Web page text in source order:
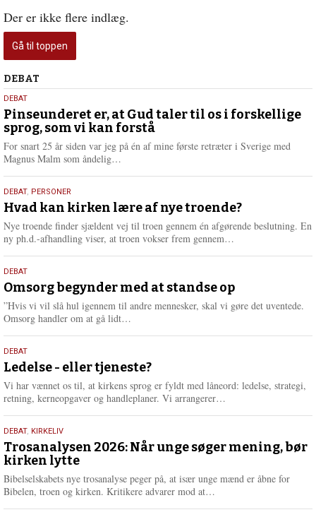
Der er ikke flere indlæg.
Gå til toppen
Debat
DEBAT
5.
august
2026
DEBAT
Pinseunderet er, at Gud taler til os i forskellige
sprog, som vi kan forstå
For snart 25 år siden var jeg på én af mine første retræter i Sverige med
Magnus Malm som åndelig…
e
r
e
25.
juli
2026
DEBAT, PERSONER
Hvad kan kirken lære af nye troende?
Nye troende finder sjældent vej til troen gennem én afgørende beslutning. En
ny ph.d.-afhandling viser, at troen vokser frem gennem…
e
r
e
9.
juli
2026
DEBAT
Omsorg begynder med at standse op
”Hvis vi vil slå hul igennem til andre mennesker, skal vi gøre det uventede.
Omsorg handler om at gå lidt…
e
r
e
10.
juni
2026
DEBAT
Ledelse - eller tjeneste?
Vi har vænnet os til, at kirkens sprog er fyldt med låneord: ledelse, strategi,
retning, kerneopgaver og handleplaner. Vi arrangerer…
e
2.
juni
2026
DEBAT, KIRKELIV
Trosanalysen 2026: Når unge søger mening, bør
kirken lytte
Bibelselskabets nye trosanalyse peger på, at især unge mænd er åbne for
Bibelen, troen og kirken. Kritikere advarer mod at…